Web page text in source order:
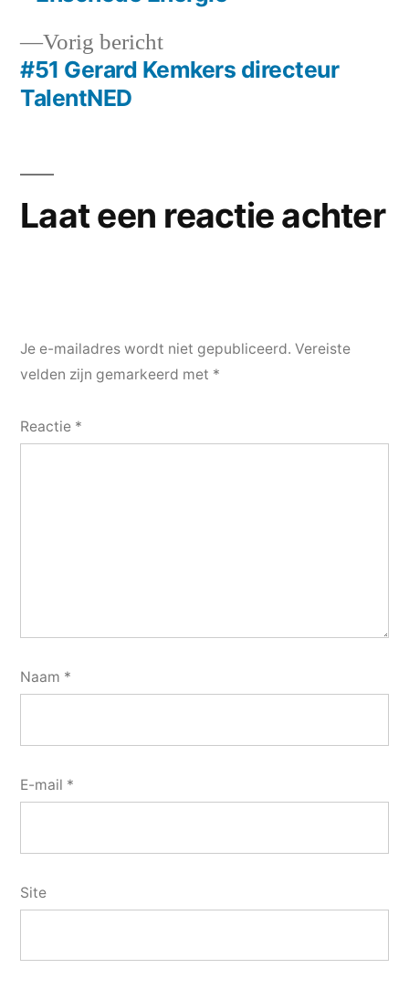
navigatie
Vorig berichtVorig
bericht:
#51 Gerard Kemkers directeur
TalentNED
Laat een reactie achter
Je e-mailadres wordt niet gepubliceerd. Vereiste
velden zijn gemarkeerd met *
Reactie *
Naam *
E-mail *
Site